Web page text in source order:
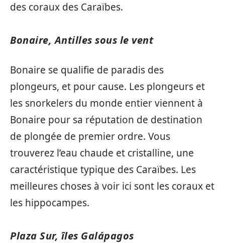
des coraux des Caraïbes.
Bonaire, Antilles sous le vent
Bonaire se qualifie de paradis des
plongeurs, et pour cause. Les plongeurs et
les snorkelers du monde entier viennent à
Bonaire pour sa réputation de destination
de plongée de premier ordre. Vous
trouverez l’eau chaude et cristalline, une
caractéristique typique des Caraïbes. Les
meilleures choses à voir ici sont les coraux et
les hippocampes.
Plaza Sur, îles Galápagos